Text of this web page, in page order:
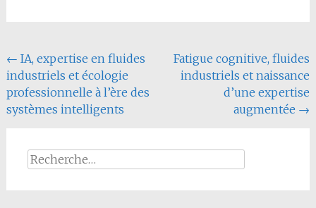
Navigation
de
l'article
← IA, expertise en fluides
industriels et écologie
professionnelle à l’ère des
systèmes intelligents
Fatigue cognitive, fluides
industriels et naissance
d’une expertise
augmentée →
Rechercher :